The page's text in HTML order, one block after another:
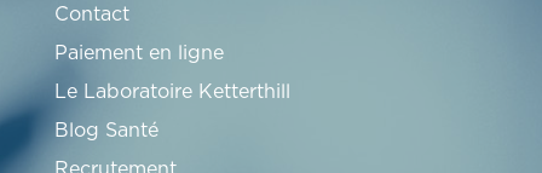
Contact
Paiement en ligne
Le Laboratoire Ketterthill
Blog Santé